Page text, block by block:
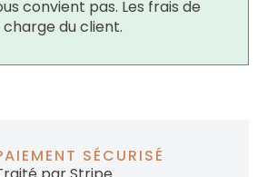
convient pas. Les frais de
du client.
SÉCURISÉ